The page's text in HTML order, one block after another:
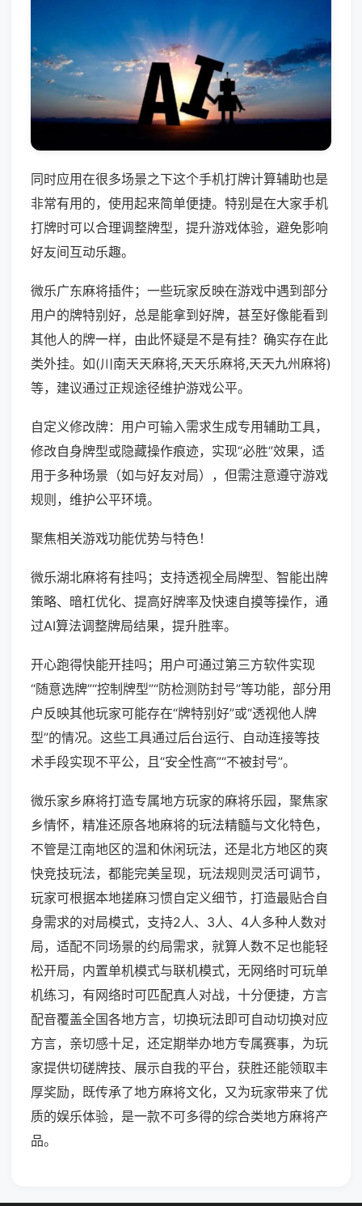
同时应用在很多场景之下这个手机打牌计算辅助也是
非常有用的，使用起来简单便捷。特别是在大家手机
打牌时可以合理调整牌型，提升游戏体验，避免影响
好友间互动乐趣。
微乐广东麻将插件；一些玩家反映在游戏中遇到部分
用户的牌特别好，总是能拿到好牌，甚至好像能看到
其他人的牌一样，由此怀疑是不是有挂？确实存在此
类外挂。如(川南天天麻将,天天乐麻将,天天九州麻将)
等，建议通过正规途径维护游戏公平。
自定义修改牌：用户可输入需求生成专用辅助工具，
修改自身牌型或隐藏操作痕迹，实现“必胜”效果，适
用于多种场景（如与好友对局），但需注意遵守游戏
规则，维护公平环境。
聚焦相关游戏功能优势与特色！
微乐湖北麻将有挂吗；支持透视全局牌型、智能出牌
策略、暗杠优化、提高好牌率及快速自摸等操作，通
过AI算法调整牌局结果，提升胜率。
开心跑得快能开挂吗；用户可通过第三方软件实现
“随意选牌”“控制牌型”“防检测防封号”等功能，部分用
户反映其他玩家可能存在“牌特别好”或“透视他人牌
型”的情况。这些工具通过后台运行、自动连接等技
术手段实现不平公，且“安全性高”“不被封号”。
微乐家乡麻将打造专属地方玩家的麻将乐园，聚焦家
乡情怀，精准还原各地麻将的玩法精髓与文化特色，
不管是江南地区的温和休闲玩法，还是北方地区的爽
快竞技玩法，都能完美呈现，玩法规则灵活可调节，
玩家可根据本地搓麻习惯自定义细节，打造最贴合自
身需求的对局模式，支持2人、3人、4人多种人数对
局，适配不同场景的约局需求，就算人数不足也能轻
松开局，内置单机模式与联机模式，无网络时可玩单
机练习，有网络时可匹配真人对战，十分便捷，方言
配音覆盖全国各地方言，切换玩法即可自动切换对应
方言，亲切感十足，还定期举办地方专属赛事，为玩
家提供切磋牌技、展示自我的平台，获胜还能领取丰
厚奖励，既传承了地方麻将文化，又为玩家带来了优
质的娱乐体验，是一款不可多得的综合类地方麻将产
品。